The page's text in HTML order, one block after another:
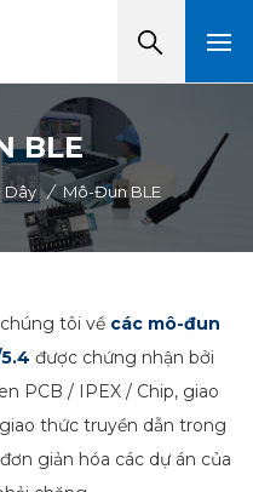
BLE
Dây / Mô-Đun BLE
tôi về các mô-đun
được chứng nhận bởi
PCB / IPEX / Chip, giao
thức truyền dẫn trong
giản hóa các dự án của